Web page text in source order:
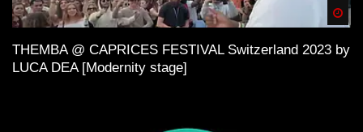
THEMBA @ CAPRICES FESTIVAL Switzerland 2023 by
LUCA DEA [Modernity stage]